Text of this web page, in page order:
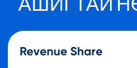
Revenue Share